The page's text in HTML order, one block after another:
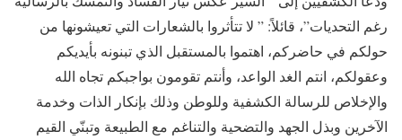
رغم التحديات”، قائلاً: ” لا تتأثروا بالشعارات التي تعيشونها من
حولكم في حاضركم، اهتموا بالمستقبل الذي تبنونه بأيديكم
وعقولكم، انتم الغد الواعد، وأنتم تقومون بواجبكم تجاه الله
والإخلاص للرسالة الكشفية وللوطن وذلك بإنكار الذات وخدمة
الآخرين وبذل الجهد والتضحية والتناغم مع الطبيعة وتبنّي القيم